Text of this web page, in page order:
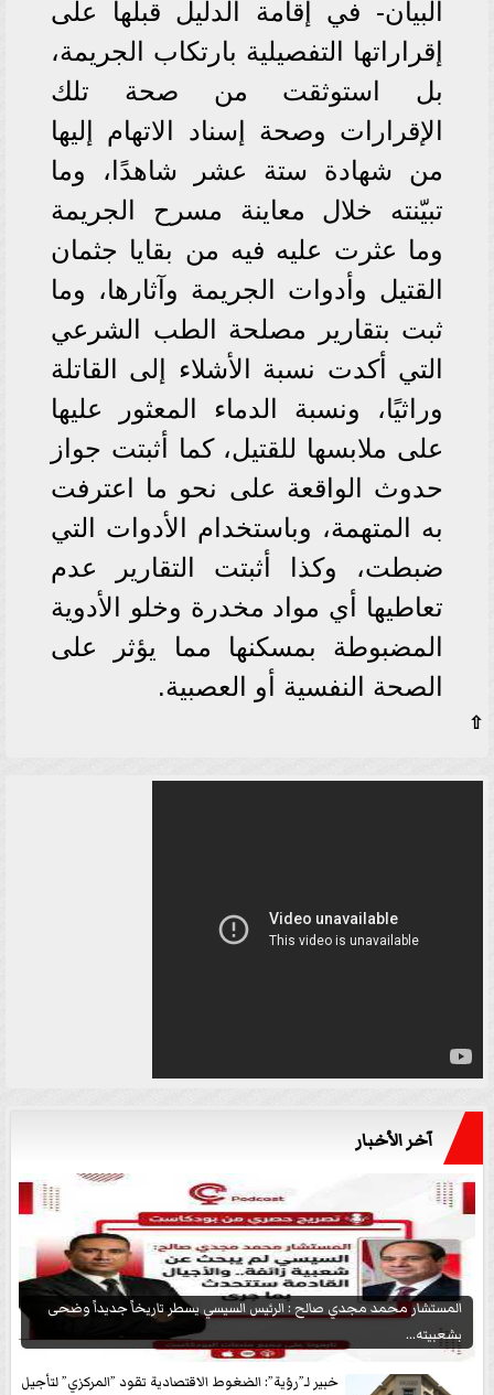
البيان- في إقامة الدليل قبلها على
إقراراتها التفصيلية بارتكاب الجريمة،
بل استوثقت من صحة تلك
الإقرارات وصحة إسناد الاتهام إليها
من شهادة ستة عشر شاهدًا، وما
تبيّنته خلال معاينة مسرح الجريمة
وما عثرت عليه فيه من بقايا جثمان
القتيل وأدوات الجريمة وآثارها، وما
ثبت بتقارير مصلحة الطب الشرعي
التي أكدت نسبة الأشلاء إلى القاتلة
وراثيًا، ونسبة الدماء المعثور عليها
على ملابسها للقتيل، كما أثبتت جواز
حدوث الواقعة على نحو ما اعترفت
به المتهمة، وباستخدام الأدوات التي
ضبطت، وكذا أثبتت التقارير عدم
تعاطيها أي مواد مخدرة وخلو الأدوية
المضبوطة بمسكنها مما يؤثر على
الصحة النفسية أو العصبية.
⇧
آخر الأخبار
المستشار محمد مجدي صالح : الرئيس السيسي يسطر تاريخاً جديداً وضحى
بشعبيته...
خبير لـ”رؤية”: الضغوط الاقتصادية تقود ”المركزي” لتأجيل